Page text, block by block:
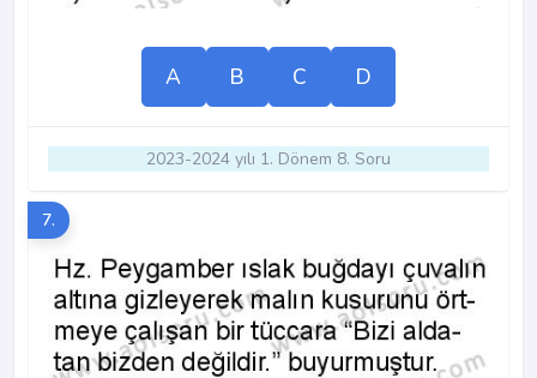
A B C D
2023-2024 yılı 1. Dönem 8. Soru
7.